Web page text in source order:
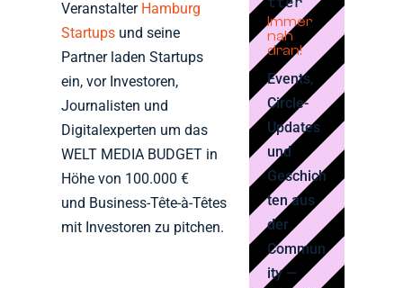
Veranstalter Hamburg
Startups und seine
Partner laden Startups
ein, vor Investoren,
Journalisten und
Digitalexperten um das
WELT MEDIA BUDGET in
Höhe von 100.000 €
und Business-Tête-à-Têtes
mit Investoren zu pitchen.
Immer
nah
dran!
Events,
Circle-
Updates
und
Geschich
ten aus
der
Commun
ity —